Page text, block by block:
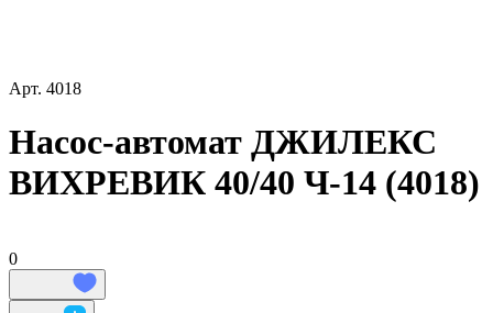
Арт. 4018
Насос-автомат ДЖИЛЕКС
ВИХРЕВИК 40/40 Ч-14 (4018)
0